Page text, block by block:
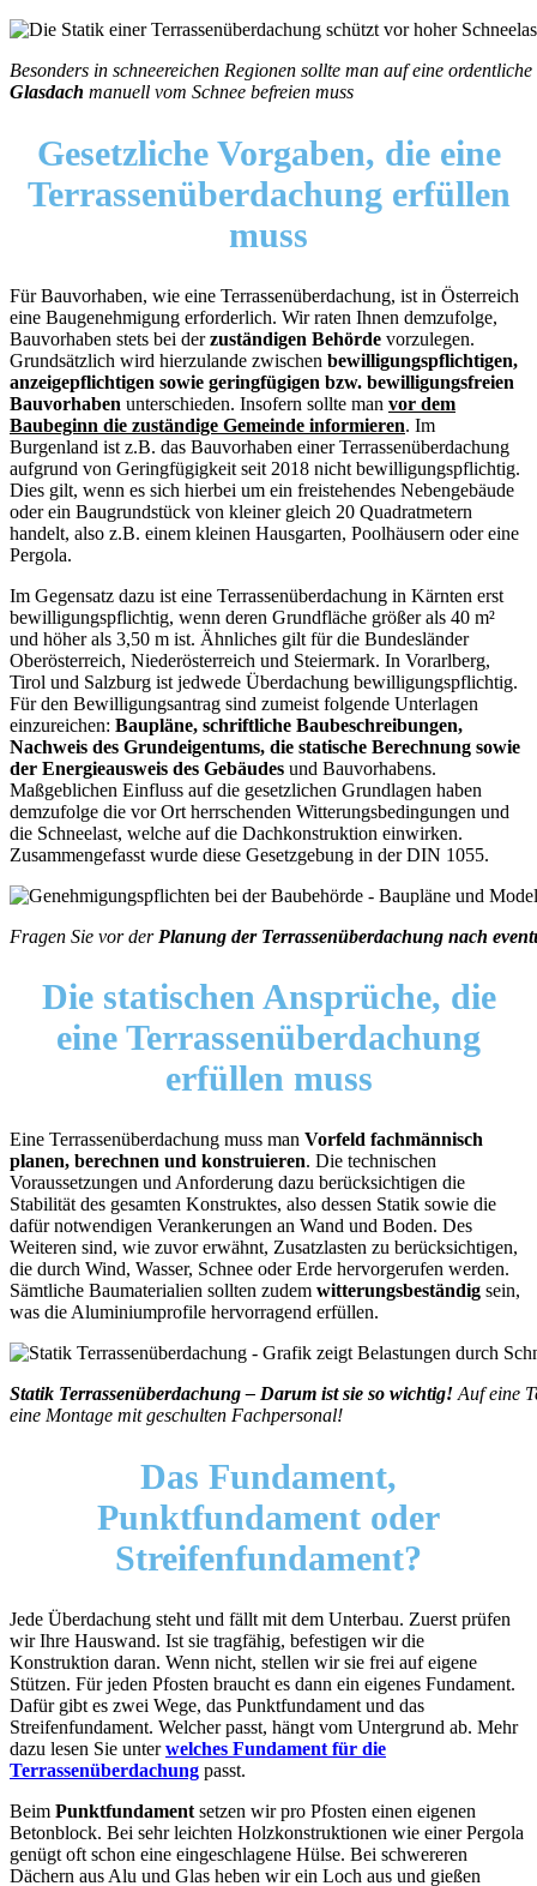
Besonders in schneereichen Regionen sollte man auf eine ordentliche
Glasdach manuell vom Schnee befreien muss
Gesetzliche Vorgaben, die eine
Terrassenüberdachung erfüllen
muss
Für Bauvorhaben, wie eine Terrassenüberdachung, ist in Österreich
eine Baugenehmigung erforderlich. Wir raten Ihnen demzufolge,
Bauvorhaben stets bei derzuständigen Behörde vorzulegen.
Grundsätzlich wird hierzulande zwischen bewilligungspflichtigen,
anzeigepflichtigen sowie geringfügigen bzw. bewilligungsfreien
Bauvorhaben unterschieden. Insofern sollte man vor dem
Baubeginn die zuständige Gemeinde informieren. Im
Burgenland ist z.B. das Bauvorhaben einer Terrassenüberdachung
aufgrund von Geringfügigkeit seit 2018 nicht bewilligungspflichtig.
Dies gilt, wenn es sich hierbei um ein freistehendes Nebengebäude
oder ein Baugrundstück von kleiner gleich 20 Quadratmetern
handelt, also z.B. einem kleinen Hausgarten, Poolhäusern oder eine
Pergola.
Im Gegensatz dazu ist eine Terrassenüberdachung in Kärnten erst
bewilligungspflichtig, wenn deren Grundfläche größer als 40 m²
und höher als 3,50 m ist. Ähnliches gilt für die Bundesländer
Oberösterreich, Niederösterreich und Steiermark. In Vorarlberg,
Tirol und Salzburg ist jedwede Überdachung bewilligungspflichtig.
Für den Bewilligungsantrag sind zumeist folgende Unterlagen
einzureichen: Baupläne, schriftliche Baubeschreibungen,
Nachweis des Grundeigentums, die statische Berechnung sowie
der Energieausweis des Gebäudes und Bauvorhabens.
Maßgeblichen Einfluss auf die gesetzlichen Grundlagen haben
demzufolge die vor Ort herrschenden Witterungsbedingungen und
die Schneelast, welche auf die Dachkonstruktion einwirken.
Zusammengefasst wurde diese Gesetzgebung in der DIN 1055.
Fragen Sie vor der Planung der Terrassenüberdachung nach
Die statischen Ansprüche, die
eine Terrassenüberdachung
erfüllen muss
Eine Terrassenüberdachung muss man Vorfeld fachmännisch
planen, berechnen und konstruieren. Die technischen
Voraussetzungen und Anforderung dazu berücksichtigen die
Stabilität des gesamten Konstruktes, also dessen Statik sowie die
dafür notwendigen Verankerungen an Wand und Boden. Des
Weiteren sind, wie zuvor erwähnt, Zusatzlasten zu berücksichtigen,
die durch Wind, Wasser, Schnee oder Erde hervorgerufen werden.
Sämtliche Baumaterialien sollten zudem witterungsbeständig sein,
was die Aluminiumprofile hervorragend erfüllen.
Statik Terrassenüberdachung – Darum ist sie so wichtig! Auf eine
eine Montage mit geschulten Fachpersonal!
Das Fundament,
Punktfundament oder
Streifenfundament?
Jede Überdachung steht und fällt mit dem Unterbau. Zuerst prüfen
wir Ihre Hauswand. Ist sie tragfähig, befestigen wir die
Konstruktion daran. Wenn nicht, stellen wir sie frei auf eigene
Stützen. Für jeden Pfosten braucht es dann ein eigenes Fundament.
Dafür gibt es zwei Wege, das Punktfundament und das
Streifenfundament. Welcher passt, hängt vom Untergrund ab. Mehr
dazu lesen Sie unterwelches Fundament für die
Terrassenüberdachung passt.
Beim Punktfundament setzen wir pro Pfosten einen eigenen
Betonblock. Bei sehr leichten Holzkonstruktionen wie einer Pergola
genügt oft schon eine eingeschlagene Hülse. Bei schwereren
Dächern aus Alu und Glas heben wir ein Loch aus und gießen